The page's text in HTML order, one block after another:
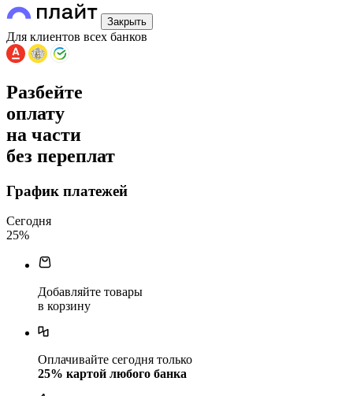
Закрыть
Для клиентов всех банков
Разбейте
оплату
на части
без переплат
График платежей
Сегодня
25%
Добавляйте товары
в корзину
Оплачивайте сегодня только
25% картой любого банка